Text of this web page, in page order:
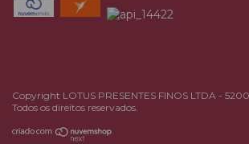
Copyright LOTUS PRESENTES FINOS LTDA -
Todos os direitos reservados.